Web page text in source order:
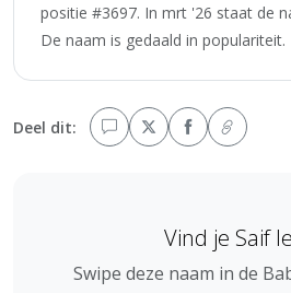
positie #3697. In mrt '26 staat de
De naam is gedaald in populariteit.
Deel dit:
Vind je Saif
Swipe deze naam in de